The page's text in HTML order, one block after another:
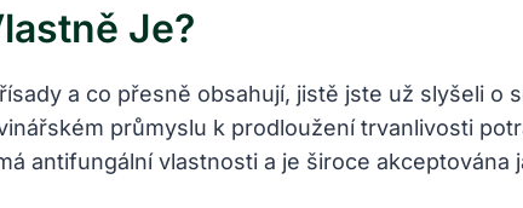
Je?
a co přesně obsahují, jistě jste už slyšeli o
průmyslu k prodloužení trvanlivosti
antifungální vlastnosti a je široce akceptována